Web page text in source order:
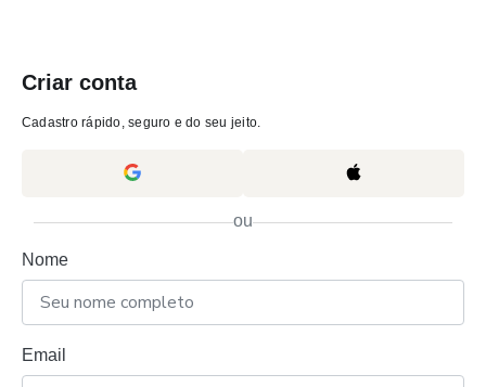
Criar conta
Cadastro rápido, seguro e do seu jeito.
ou
Nome
Email